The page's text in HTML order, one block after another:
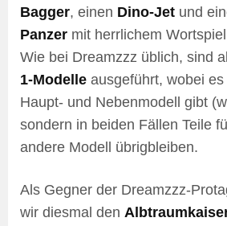
Bagger, einen Dino-Jet und
Panzer mit herrlichem
Wie bei Dreamzzz üblich, sind
1-Modelle ausgeführt, wobei
Haupt- und Nebenmodell gibt
sondern in beiden Fällen Teile
andere Modell übrigbleiben.
Als Gegner der Dreamzzz-
wir diesmal den